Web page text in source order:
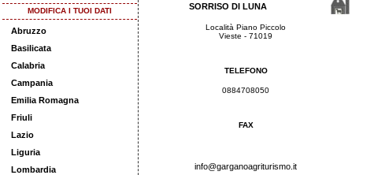
MODIFICA I TUOI DATI
Abruzzo
Basilicata
Calabria
Campania
Emilia Romagna
Friuli
Lazio
Liguria
Lombardia
SORRISO DI LUNA
Località Piano Piccolo
Vieste - 71019
TELEFONO
0884708050
FAX
info@garganoagriturismo.it